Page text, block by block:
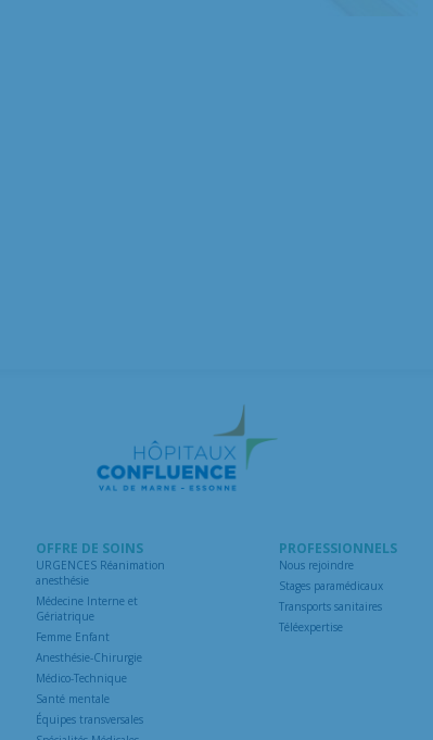
OFFRE DE SOINS
URGENCES Réanimation
anesthésie
Médecine Interne et
Gériatrique
Femme Enfant
Anesthésie-Chirurgie
Médico-Technique
Santé mentale
Équipes transversales
PROFESSIONNELS
Nous rejoindre
Stages paramédicaux
Transports sanitaires
Téléexpertise